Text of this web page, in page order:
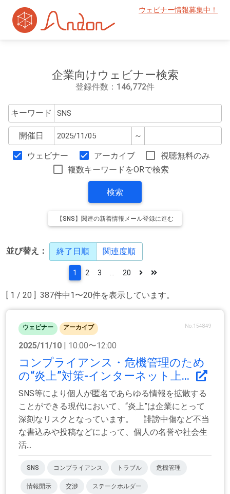
ウェビナー情報募集中！
企業向けウェビナー検索
登録件数：146,772件
キーワード
開催日 ～
ウェビナー アーカイブ
視聴無料のみ
複数キーワードをORで検索
検索
【SNS】関連の新着情報メール登録に進む
並び替え： 終了日順 関連度順
[ 1 / 20 ] 387件中1〜20件を表示しています。
1 2 3 20
ウェビナー アーカイブ No.154849
2025/11/10 | 10:00〜12:00
コンプライアンス・危機管理のため
の“炎上”対策‐インターネット上...
SNS等により個人が匿名であらゆる情報を拡散する
ことができる現代において、“炎上”は企業にとって
深刻なリスクとなっています。 誹謗中傷など不当
な書込みや投稿などによって、個人の名誉や社会生
活...
SNS コンプライアンス トラブル 危機管理
情報開示 交渉 ステークホルダー